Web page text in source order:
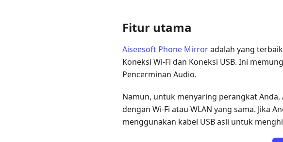
Fitur utama
Aiseesoft Phone Mirroradalah yang
Koneksi Wi-Fi dan Koneksi USB. Ini
Pencerminan Audio.
Namun, untuk menyaring perangkat
dengan Wi-Fi atau WLAN yang sama. Jika
menggunakan kabel USB asli untuk